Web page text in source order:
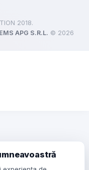
2018.
APG S.R.L. © 2026